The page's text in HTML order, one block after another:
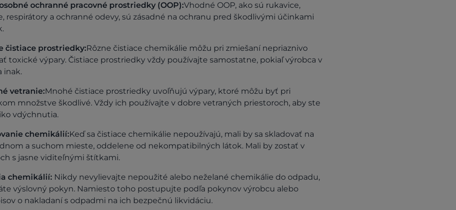
ochranné pracovné prostriedky (OOP):Vhodné OOP, ako sú rukavice,
respirátory a ochranné odevy, sú zásadné na ochranu pred škodlivými účinkami
čistiace prostriedky:Rôzne čistiace chemikálie môžu pri zmiešaní nepriaznivo
toxické výpary. Čistiace prostriedky vždy používajte samostatne, pokiaľ výrobca v
inak.
vetranie:Mnohé čistiace prostriedky uvoľňujú výpary, ktoré môžu byť pri
množstve škodlivé. Vždy ich používajte v dobre vetraných priestoroch, aby ste
vdýchnutia.
chemikálií:Keď sa čistiace chemikálie nepoužívajú, mali by sa skladovať na
a suchom mieste, oddelene od nekompatibilných látok. Mali by zostať v
s jasne viditeľnými štítkami.
chemikálií: Nikdy nevylievajte nepoužité alebo neželané chemikálie do odpadu,
výslovný pokyn. Namiesto toho postupujte podľa pokynov výrobcu alebo
o nakladaní s odpadmi na ich bezpečnú likvidáciu.